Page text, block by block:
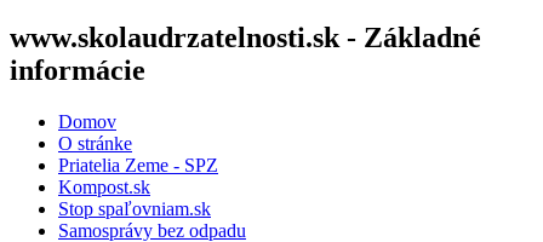
www.skolaudrzatelnosti.sk - Základné
informácie
Domov
O stránke
Priatelia Zeme - SPZ
Kompost.sk
Stop spaľovniam.sk
Samosprávy bez odpadu